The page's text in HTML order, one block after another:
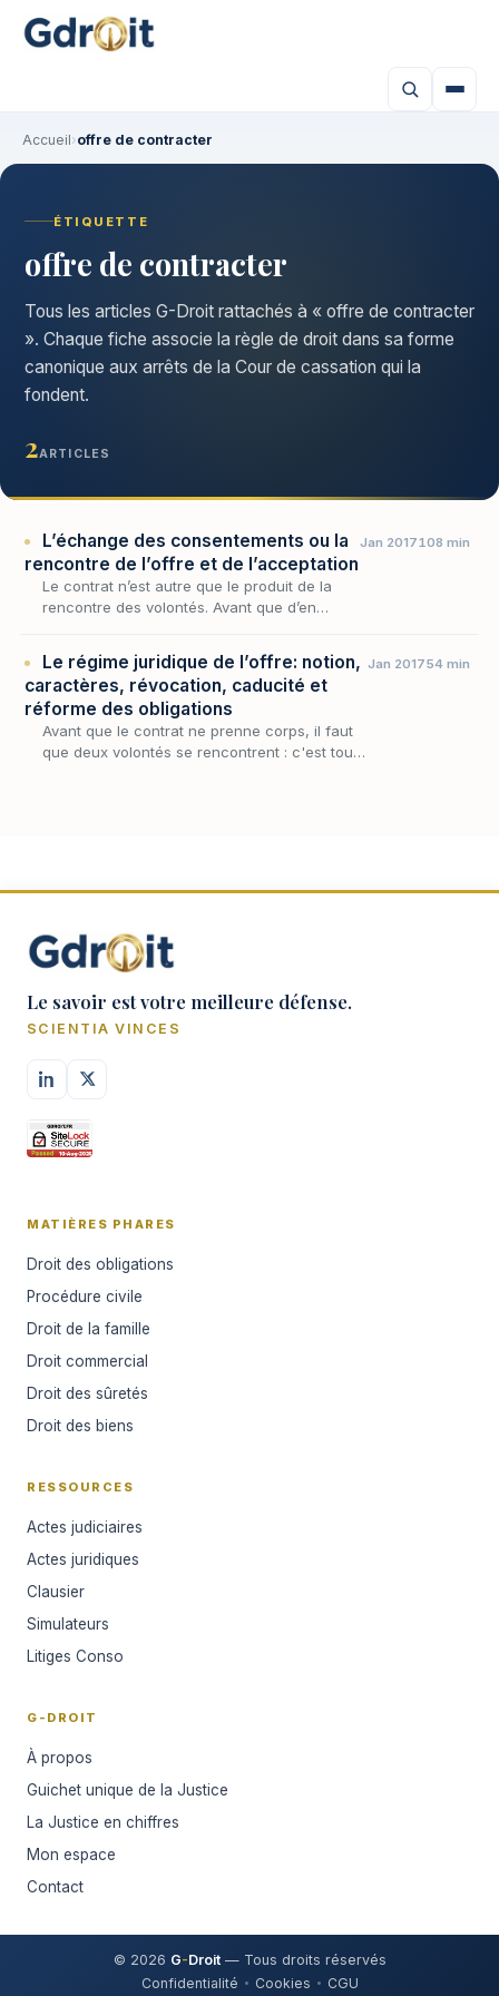
Accueil›offre de contracter
ÉTIQUETTE
offre de contracter
Tous les articles G-Droit rattachés à « offre de contracter
». Chaque fiche associe la règle de droit dans sa forme
canonique aux arrêts de la Cour de cassation qui la
fondent.
2ARTICLES
L’échange des consentements ou la
rencontre de l’offre et de l’acceptation
Le contrat n’est autre que le produit de la
rencontre des volontés. Avant que d’en
car c’est elle qui…
Jan 2017108 min
Le régime juridique de l’offre: notion,
caractères, révocation, caducité et
réforme des obligations
Avant que le contrat ne prenne corps, il faut
que deux volontés se rencontrent : c'est tout
Jan 201754 min
Le savoir est votre meilleure défense.
SCIENTIA VINCES
MATIÈRES PHARES
Droit des obligations
Procédure civile
Droit de la famille
Droit commercial
Droit des sûretés
Droit des biens
RESSOURCES
Actes judiciaires
Actes juridiques
Clausier
Simulateurs
Litiges Conso
G-DROIT
À propos
Guichet unique de la Justice
La Justice en chiffres
Mon espace
Contact
© 2026 G-Droit— Tous droits réservés
Confidentialité
Cookies CGU